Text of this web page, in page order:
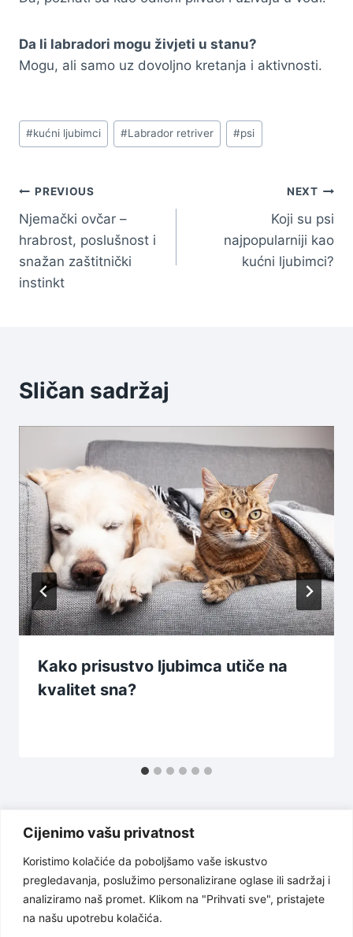
Cijenimo vašu privatnost
Koristimo kolačiće da poboljšamo vaše iskustvo
pregledavanja, poslužimo personalizirane oglase ili sadržaj i
analiziramo naš promet. Klikom na "Prihvati sve", pristajete
na našu upotrebu kolačića.
Da li labradori mogu živjeti u stanu?
Mogu, ali samo uz dovoljno kretanja i aktivnosti.
Post
Tags:
#kućni ljubimci #Labrador retriver #psi
Navigacija
članaka
PREVIOUS
Njemački ovčar –
hrabrost, poslušnost i
snažan zaštitnički
instinkt
NEXT
Koji su psi
najpopularniji kao
kućni ljubimci?
Sličan sadržaj
Kako prisustvo ljubimca utiče na
kvalitet sna?
Uslovi korištenja
Politika privatnosti
O nama
Odricanje od odgovornosti